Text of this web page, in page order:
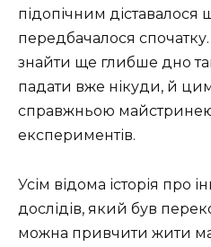
підопічним діставалося
передбачалося
знайти ще глибше дно
падати вже нікуди, й
справжньою майстринею
експериментів.
Усім відома історія про
дослідів, який був
можна привчити жити